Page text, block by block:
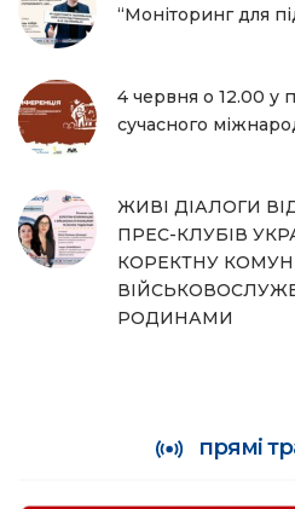
“Моніторинг для
4 червня о 12.00 у
сучасного
ЖИВІ ДІАЛОГИ
ПРЕС-КЛУБІВ
КОРЕКТНУ
РОДИНАМИ
прямі